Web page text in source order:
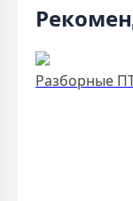
Разборные